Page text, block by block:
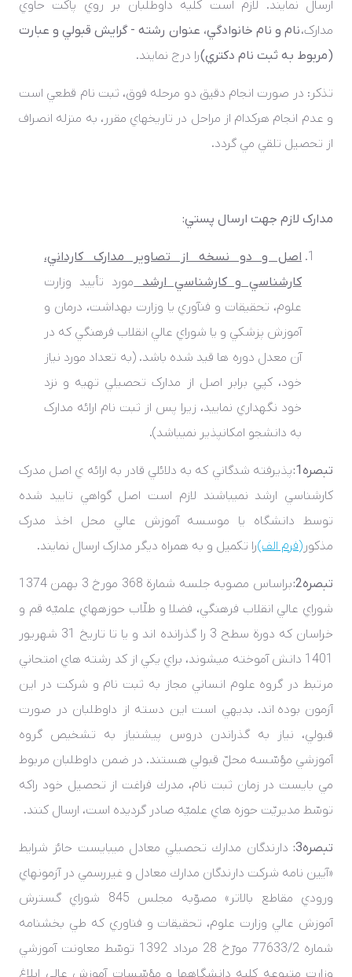
ارسال نمايند. لازم است کليه داوطلبان بر روي پاکت حاوي
مدارک،نام و نام خانوادگي، عنوان رشته - گرايش قبولي و عبارت
(مربوط به ثبت نام دکتري)را درج نمايند.
تذکر: در صورت انجام دقيق دو مرحله فوق، ثبت ­نام قطعي است
و عدم انجام هرکدام از مراحل در تاريخ­هاي مقرر، به منزله انصراف
از تحصيل تلقي مي گردد.
مدارک لازم جهت ارسال پستي:
اصل و دو نسخه از تصاوير مدارک کارداني،
کارشناسي و کارشناسي ارشدمورد تأييد وزارت
علوم، تحقيقات و فنآوري يا وزارت بهداشت، درمان و
آموزش پزشکي و يا شوراي عالي انقلاب فرهنگي که در
آن معدل دوره ­ها قيد شده باشد. (به تعداد مورد نياز
خود، کپي برابر اصل از مدارک تحصيلي تهيه و نزد
خود نگهداري نماييد، زيرا پس از ثبت­ نام ارائه مدارک
به دانشجو امکانپذير نمي­باشد).
تبصره1:
پذيرفته ­شدگاني که به دلائلي قادر به ارائه ­ي اصل مدرک
کارشناسي ارشد نمي­باشند لازم است اصل گواهي تاييد شده
توسط دانشگاه يا موسسه آموزش عالي محل اخذ مدرک
مذکور (فرم الف)را تکميل و به همراه ديگر مدارک ارسال نمايند.
تبصره2:
براساس مصوبه جلسه شمارة 368 مورخ 3 بهمن 1374
شوراي عالي انقلاب فرهنگي، فضلا و طلّاب حوزه­هاي علميّه قم و
خراسان که دورة سطح 3 را گذرانده ­اند و يا تا تاريخ 31 شهريور
1401 دانش آموخته مي­شوند، براي يکي از کد رشته هاي امتحاني
مرتبط در گروه علوم انساني مجاز به ثبت­ نام و شرکت در اين
آزمون بوده­ اند. بديهي است اين دسته از داوطلبان در صورت
قبولي، نياز به گذراندن دروس پيشنياز به تشخيص گروه
آموزشي مؤسّسه محلّ قبولي هستند. در ضمن داوطلبان مربوط
مي­ بايست در زمان ثبت­ نام، مدرك فراغت از تحصيل خود راکه
توسّط مديريّت حوزه هاي علميّه صادر گرديده است، ارسال کنند.
تبصره3:
دارندگان مدارك تحصيلي معادل مي­بايست حائز شرايط
«آيين نامه شرکت دارندگان مدارك معادل و غيررسمي در آزمونهاي
ورودي مقاطع بالاتر» مصوّبه مجلس 845 شوراي گسترش
آموزش عالي وزارت علوم، تحقيقات و فناوري که طي بخشنامه
شماره 77633/2 مورّخ 28 مرداد 1392 توسّط معاونت آموزشي